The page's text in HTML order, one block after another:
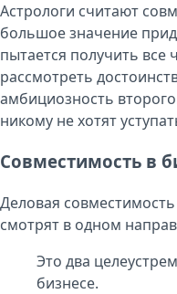
Астрологи считают
большое значение
пытается получить все
рассмотреть
амбициозность
никому не хотят
Совместимость в
Деловая
смотрят в одном
Это два
бизнесе.